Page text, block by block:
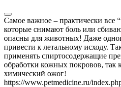
Самое важное – практически все
которые снимают боль или
опасны для животных! Даже
привести к летальному исходу.
применять спиртосодержащие
обработки кожных покровов, так
химический ожог!
https://www.petmedicine.ru/